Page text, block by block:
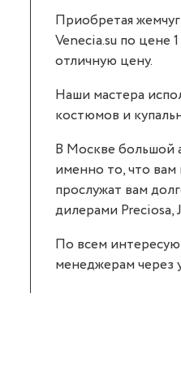
Приобретая
Venecia.su по цене
отличную цену.
Наши мастера
костюмов и
В Москве большой
именно то, что вам
прослужат вам
дилерами Preciosa,
По всем
менеджерам через